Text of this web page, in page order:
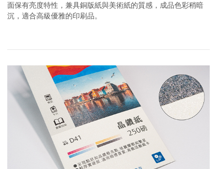
面保有亮度特性，兼具銅版紙與美術紙的質感，成品色彩稍暗
沉，適合高級優雅的印刷品。